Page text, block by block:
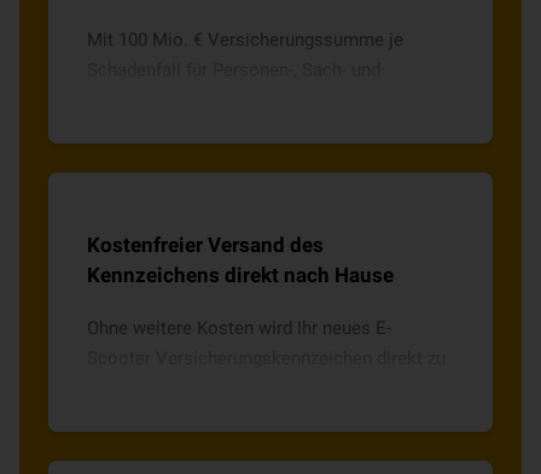
Mit 100 Mio. € Versicherungssumme je
Kostenfreier Versand des
Kennzeichens direkt nach Hause
Ohne weitere Kosten wird Ihr neues E-